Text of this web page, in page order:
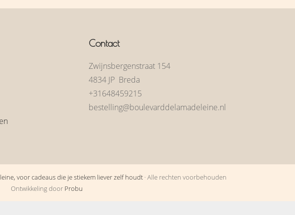
Contact
Zwijnsbergenstraat 154
4834 JP Breda
+31648459215
bestelling@boulevarddelamadeleine.nl
voor cadeaus die je stiekem liever zelf houdt · Alle rechten voorbehouden
Ontwikkeling door Probu